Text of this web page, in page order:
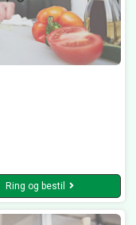
Ring og bestil